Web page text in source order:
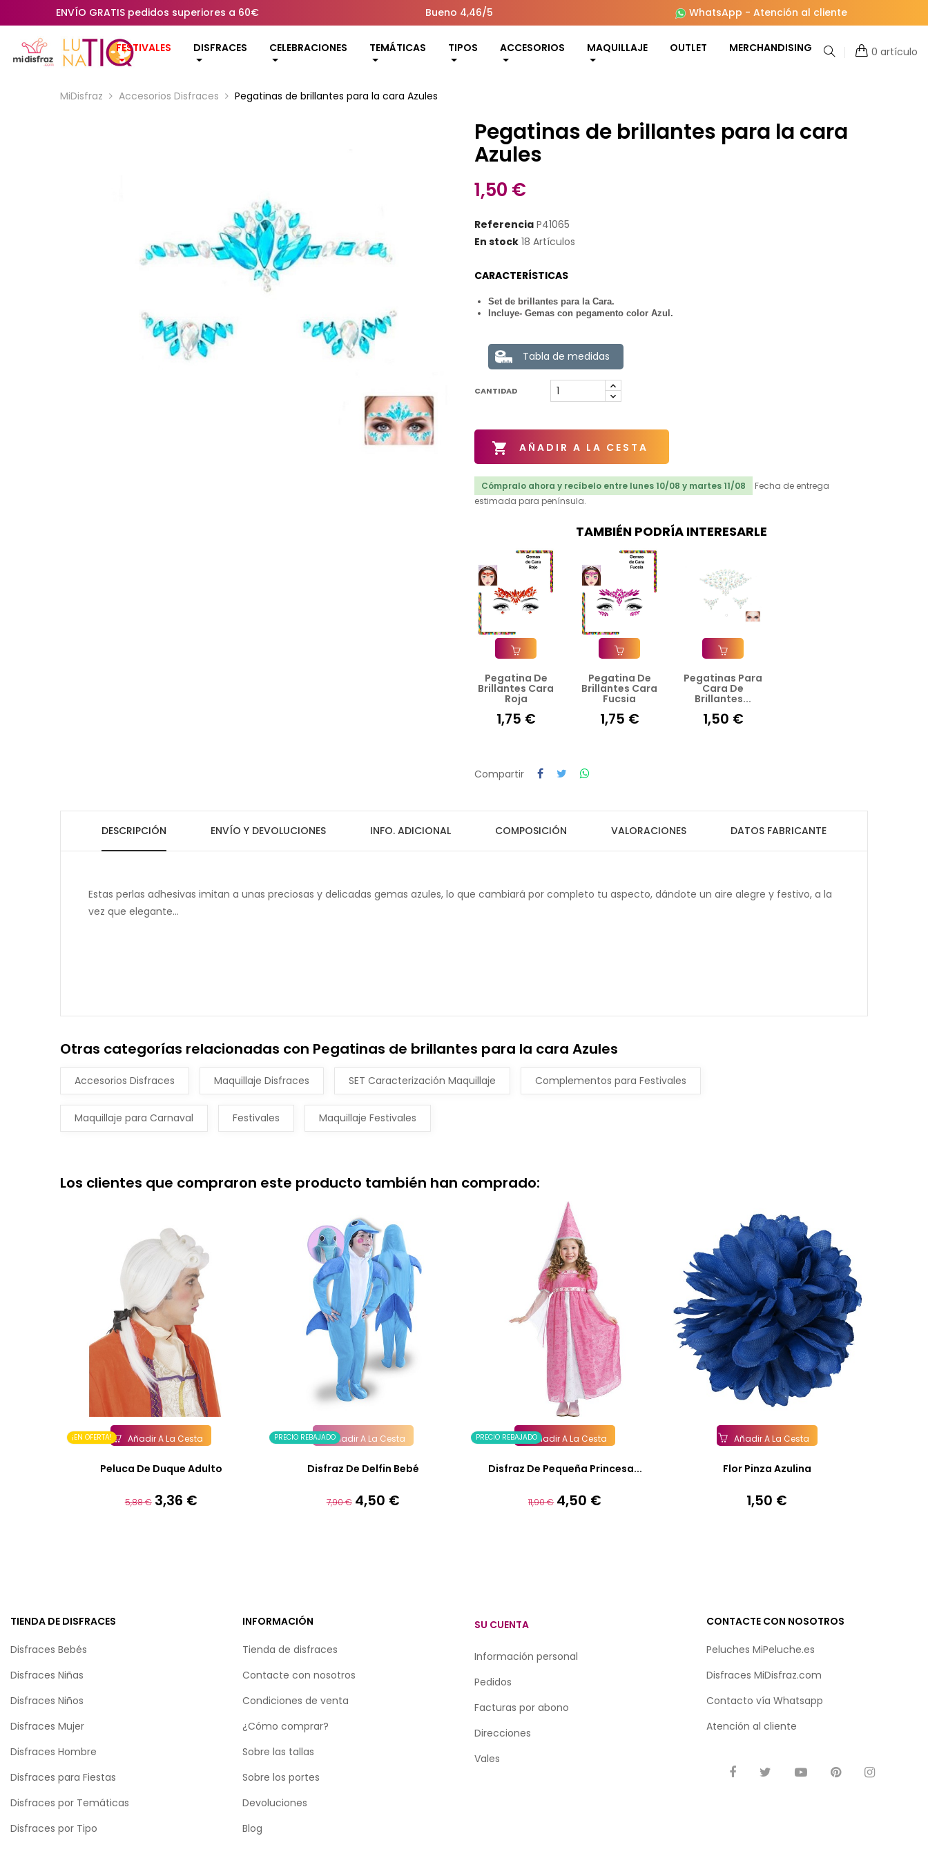
ENVÍO GRATIS pedidos superiores a 60€ Bueno 4,46/5 WhatsApp - Atención al cliente
FESTIVALES DISFRACES CELEBRACIONES TEMÁTICAS TIPOS ACCESORIOS MAQUILLAJE OUTLET MERCHANDISING 0 artículo
MiDisfraz Accesorios Disfraces Pegatinas de brillantes para la cara Azules
Pegatinas de brillantes para la cara
Azules
1,50 €
Referencia P41065
En stock 18 Artículos
CARACTERÍSTICAS
Set de brillantes para la Cara.
Incluye- Gemas con pegamento color Azul.
Tabla de medidas
CANTIDAD
 AÑADIR A LA CESTA
Cómpralo ahora y recíbelo entre lunes 10/08 y martes 11/08
Fecha de entrega
estimada para península.
TAMBIÉN PODRÍA INTERESARLE
Añadir A La Cesta
Pegatina De
Brillantes Cara
Roja
1,75 €
Añadir A La Cesta
Pegatina De
Brillantes Cara
Fucsia
1,75 €
Añadir A La Cesta
Pegatinas Para
Cara De
Brillantes...
1,50 €
Compartir
DESCRIPCIÓN ENVÍO Y DEVOLUCIONES INFO. ADICIONAL COMPOSICIÓN VALORACIONES DATOS FABRICANTE
Estas perlas adhesivas imitan a unas preciosas y delicadas gemas azules, lo que cambiará por completo tu aspecto, dándote un aire alegre y festivo, a la
vez que elegante...
Otras categorías relacionadas con Pegatinas de brillantes para la cara Azules
Accesorios Disfraces Maquillaje Disfraces SET Caracterización Maquillaje Complementos para Festivales
Maquillaje para Carnaval Festivales Maquillaje Festivales
Los clientes que compraron este producto también han comprado:
¡EN OFERTA! Añadir A La Cesta
Peluca De Duque Adulto
Precio
5,88 € Precio
3,36 €
PRECIO REBAJADOAñadir A La Cesta
Disfraz De Delfin Bebé
Precio
7,90 € Precio
4,50 €
PRECIO REBAJADOAñadir A La Cesta
Disfraz De Pequeña Princesa...
Precio
11,90 € Precio
4,50 €
Añadir A La Cesta
Flor Pinza Azulina
Precio
1,50 €
TIENDA DE DISFRACES
Disfraces Bebés
Disfraces Niñas
Disfraces Niños
Disfraces Mujer
Disfraces Hombre
Disfraces para Fiestas
Disfraces por Temáticas
Disfraces por Tipo
INFORMACIÓN
Tienda de disfraces
Contacte con nosotros
Condiciones de venta
¿Cómo comprar?
Sobre las tallas
Sobre los portes
Devoluciones
Blog
SU CUENTA
Información personal
Pedidos
Facturas por abono
Direcciones
Vales
CONTACTE CON NOSOTROS
Peluches MiPeluche.es
Disfraces MiDisfraz.com
Contacto vía Whatsapp
Atención al cliente